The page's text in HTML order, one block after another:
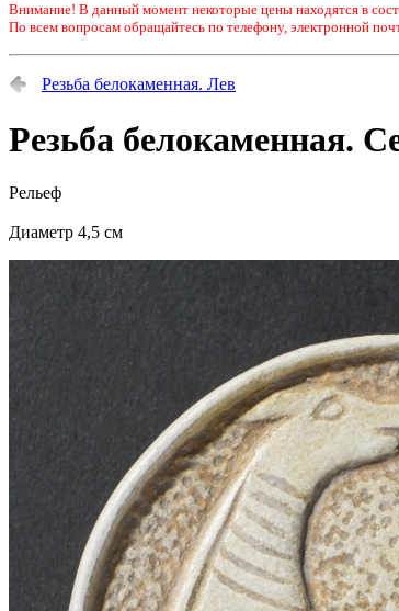
Внимание! В данный момент некоторые цены находятся в
По всем вопросам обращайтесь по телефону, электронной
Резьба белокаменная. Лев
Резьба белокаменная.
Рельеф
Диаметр 4,5 см